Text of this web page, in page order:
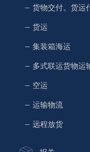
— 货物交付。货运
— 货运
— 集装箱海运
— 多式联运货物运
— 空运
— 运输物流
— 远程放货